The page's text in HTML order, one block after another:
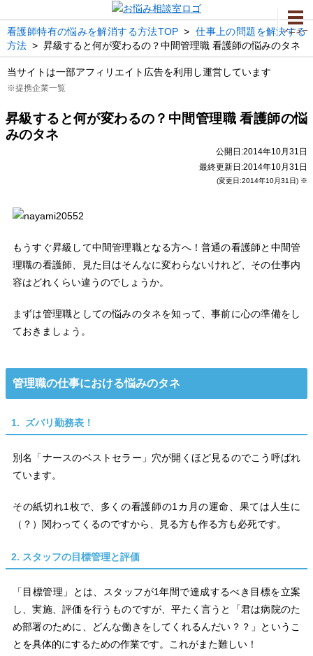
メニュー
看護師特有の悩みを解消する方法TOP>仕事上の問題を解決する
方法 > 昇級すると何が変わるの？中間管理職 看護師の悩みのタネ
当サイトは一部アフィリエイト広告を利用し運営しています
※提携企業一覧
昇級すると何が変わるの？中間管理職 看護師の悩
みのタネ
公開日:2014年10月31日
最終更新日:2014年10月31日
(変更日:2014年10月31日) ※
もうすぐ昇級して中間管理職となる方へ！普通の看護師と中間管
理職の看護師、見た目はそんなに変わらないけれど、その仕事内
容はどれくらい違うのでしょうか。
まずは管理職としての悩みのタネを知って、事前に心の準備をし
ておきましょう。
管理職の仕事における悩みのタネ
1. ズバリ勤務表！
別名「ナースのベストセラー」穴が開くほど見るのでこう呼ばれ
ています。
その紙切れ1枚で、多くの看護師の1カ月の運命、果ては人生に
（？）関わってくるのですから、見る方も作る方も必死です。
2. スタッフの目標管理と評価
「目標管理」とは、スタッフが1年間で達成するべき目標を立案
し、実施、評価を行うものですが、平たく言うと「君は病院のた
め部署のために、どんな働きをしてくれるんだい？？」というこ
とを具体的にするための作業です。これがまた難しい！